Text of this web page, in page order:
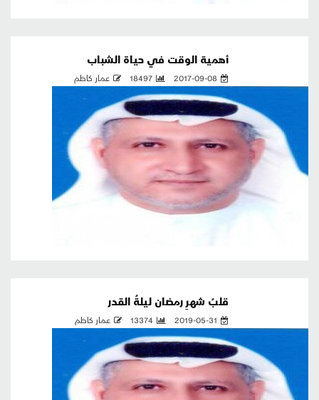
أهمية الوقت في حياة الشباب
2017-09-08
18497 عمار كاظم
قلبُ شهرِ رمضان ليلةُ القدر
2019-05-31
13374 عمار كاظم